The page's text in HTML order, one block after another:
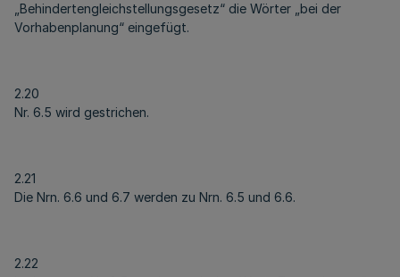
„Behindertengleichstellungsgesetz“ die Wörter „bei der
Vorhabenplanung“ eingefügt.
2.20
Nr. 6.5 wird gestrichen.
2.21
Die Nrn. 6.6 und 6.7 werden zu Nrn. 6.5 und 6.6.
2.22